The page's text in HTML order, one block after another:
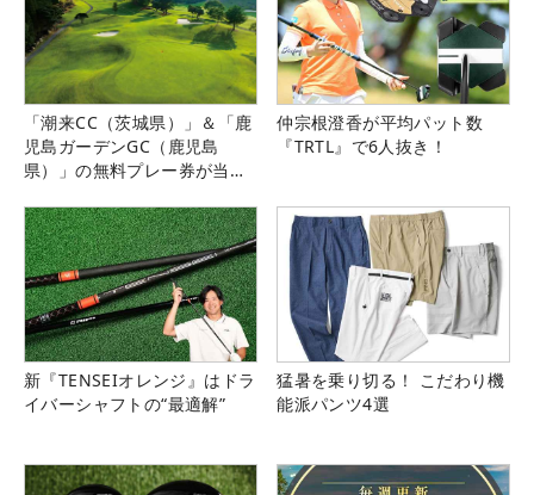
「潮来CC（茨城県）」＆「鹿
児島ガーデンGC（鹿児島
県）」の無料プレー券が当た
仲宗根澄香が平均パット数
『TRTL』で6人抜き！
新『TENSEIオレンジ』はドラ
イバーシャフトの“最適解”
猛暑を乗り切る！ こだわり機
能派パンツ4選